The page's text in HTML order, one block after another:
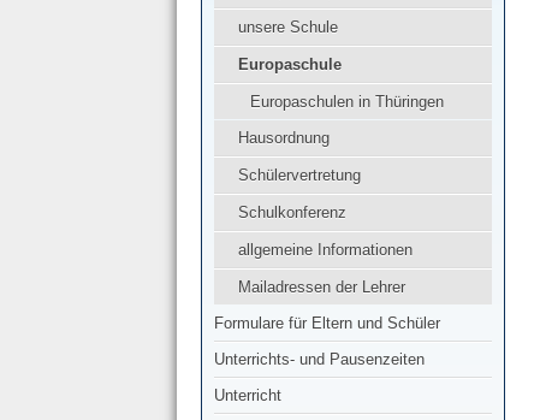
unsere Schule
Europaschule
Europaschulen in Thüringen
Hausordnung
Schülervertretung
Schulkonferenz
allgemeine Informationen
Mailadressen der Lehrer
Formulare für Eltern und Schüler
Unterrichts- und Pausenzeiten
Unterricht